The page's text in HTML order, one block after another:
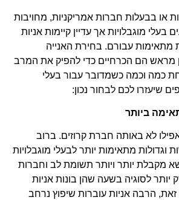
או בבעלות חברות אמריקניות, מחויבות
מוגבלויות אך עדיין קיימות אניות
עבורם. בחירת האנייה
מראש הם הכרחיים כדי להפיק את המרב
וכמה כשמדובר עבור בעלי
שיעזרו לכם לבחור נכון:
ביותר
לא באותה חברת קרוזים. ברוב
מתאימות יותר לבעלי מוגבלויות
מקבלת יותר ויותר תשומת לב וחברות
לסוגיה בשעה שהן בונות אניות
הרבה אניות עוברות שיפוץ נרחב